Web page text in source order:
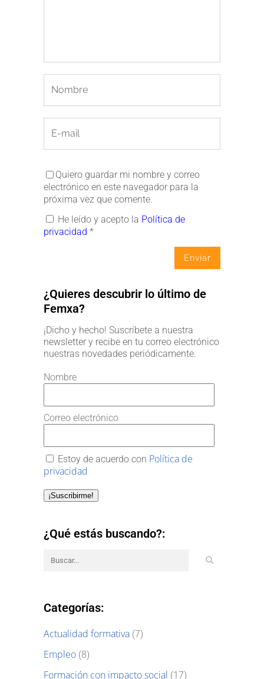
Quiero guardar mi nombre y correo
electrónico en este navegador para la
próxima vez que comente.
He leído y acepto la Política de
privacidad *
¿Quieres descubrir lo último de
Femxa?
¡Dicho y hecho! Suscríbete a nuestra
newsletter y recibe en tu correo electrónico
nuestras novedades periódicamente.
Nombre
Correo electrónico
Estoy de acuerdo con Política de
privacidad
¡Suscribirme!
¿Qué estás buscando?:
Categorías:
Actualidad formativa (7)
Empleo (8)
Formación con impacto social (17)